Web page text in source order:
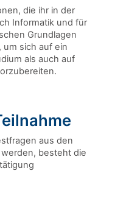
die ihr in der
Informatik und für
Grundlagen
sich auf ein
als auch auf
aus den
besteht die